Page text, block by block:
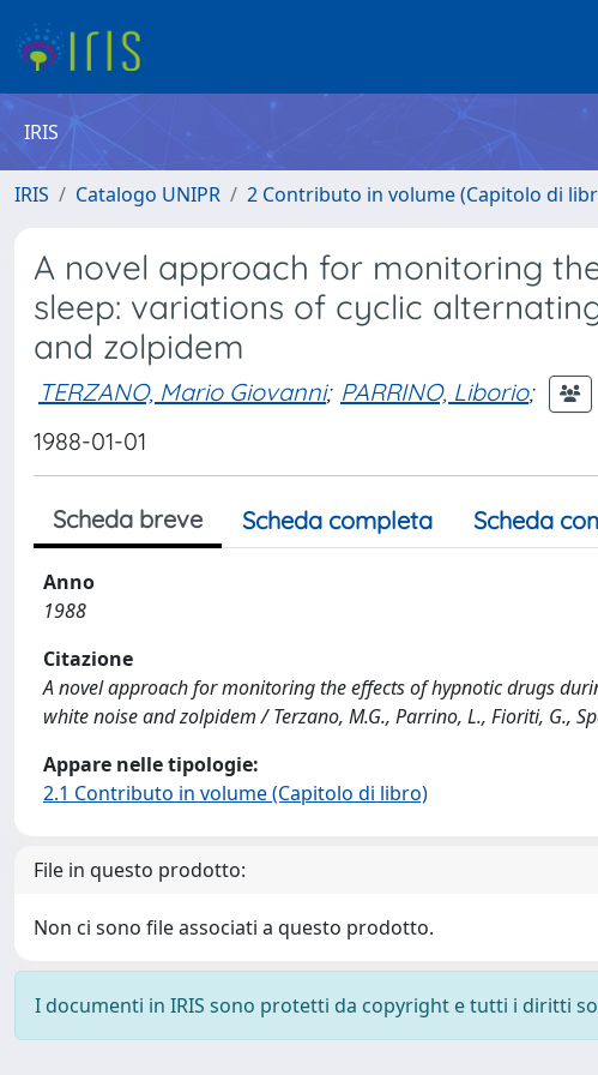
IRIS
IRIS Catalogo UNIPR 2 Contributo in volume (Capitolo di
A novel approach for monitoring
sleep: variations of cyclic
and zolpidem
TERZANO, Mario Giovanni; PARRINO, Liborio;
1988-01-01
Scheda breve Scheda completa Scheda
Anno
1988
Citazione
A novel approach for monitoring the effects of hypnotic drugs
white noise and zolpidem / Terzano, M.G., Parrino, L., Fioriti, G.,
Appare nelle tipologie:
2.1 Contributo in volume (Capitolo di libro)
File in questo prodotto:
Non ci sono file associati a questo prodotto.
I documenti in IRIS sono protetti da copyright e tutti i diritti